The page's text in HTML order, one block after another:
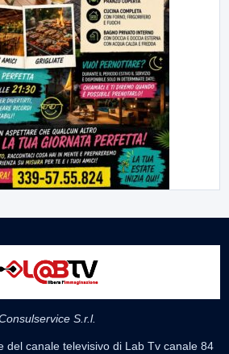
S.r.l.
del canale televisivo di Lab Tv canale 84